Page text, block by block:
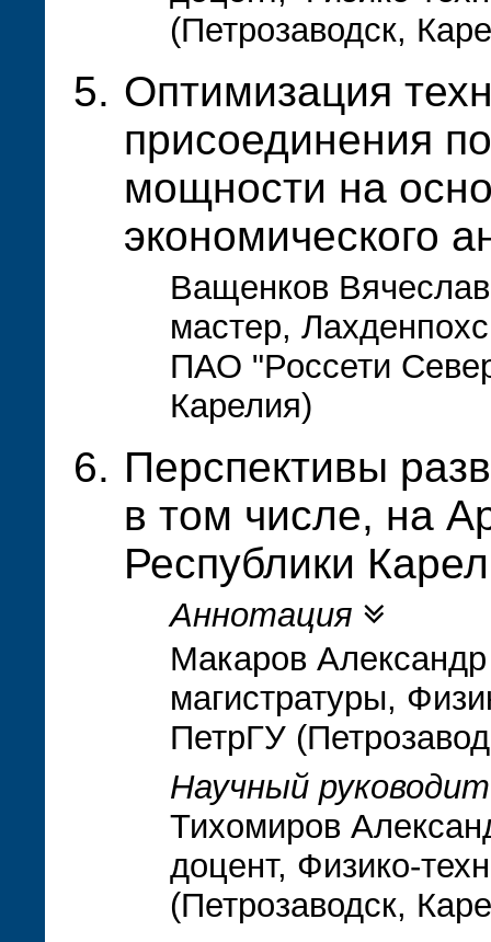
(Петрозаводск,
Оптимизация
присоединения
мощности на
экономического
Ващенков
мастер,
ПАО "Россети
Карелия)
Перспективы
в том числе, на
Республики
Аннотация
Макаров Александр
магистратуры,
ПетрГУ
Научный
Тихомиров
доцент, Физико-
(Петрозаводск,